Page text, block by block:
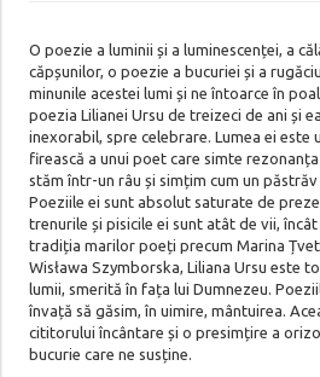
O poezie a luminii și a luminescenței, a
căpșunilor, o poezie a bucuriei și a
minunile acestei lumi și ne întoarce în
poezia Lilianei Ursu de treizeci de ani și
inexorabil, spre celebrare. Lumea ei este
firească a unui poet care simte
stăm într-un râu și simțim cum un păstrăv
Poeziile ei sunt absolut saturate de
trenurile și pisicile ei sunt atât de vii, încât
tradiția marilor poeți precum Marina
Wisława Szymborska, Liliana Ursu este
lumii, smerită în fața lui Dumnezeu.
învață să găsim, în uimire, mântuirea.
cititorului încântare și o presimțire a
bucurie care ne susține.